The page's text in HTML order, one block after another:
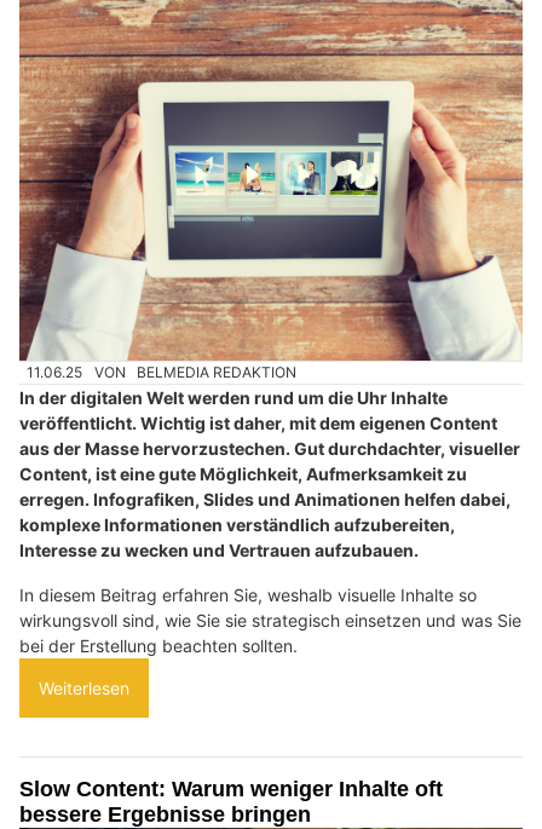
11.06.25 VON BELMEDIA REDAKTION
In der digitalen Welt werden rund um die Uhr Inhalte
veröffentlicht. Wichtig ist daher, mit dem eigenen Content
aus der Masse hervorzustechen. Gut durchdachter, visueller
Content, ist eine gute Möglichkeit, Aufmerksamkeit zu
erregen. Infografiken, Slides und Animationen helfen dabei,
komplexe Informationen verständlich aufzubereiten,
Interesse zu wecken und Vertrauen aufzubauen.
In diesem Beitrag erfahren Sie, weshalb visuelle Inhalte so
wirkungsvoll sind, wie Sie sie strategisch einsetzen und was Sie
bei der Erstellung beachten sollten.
Weiterlesen
Slow Content: Warum weniger Inhalte oft
bessere Ergebnisse bringen